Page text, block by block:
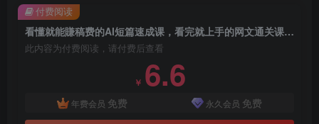
看懂就能賺稿费的AI短篇速成课，看完就上手的网文通关课，让你快速拿到第一笔稿费（更新4月）
此内容为付费阅读，请付费后查看
￥ 6.6
年费会员 免费 永久会员 免费
付费阅读